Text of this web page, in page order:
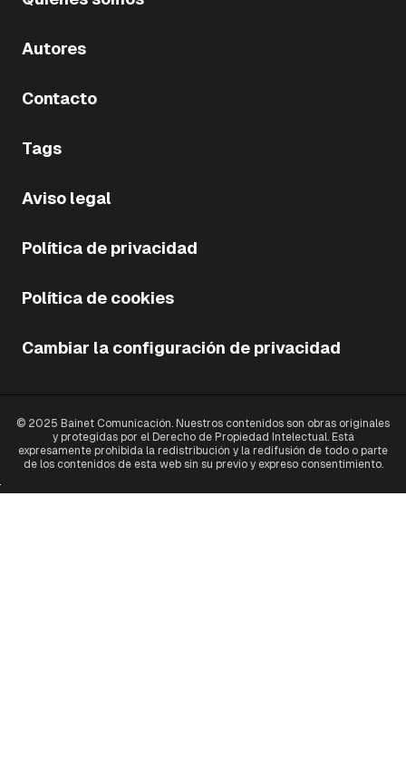
Autores
Contacto
Tags
Aviso legal
Política de privacidad
Política de cookies
Cambiar la configuración de privacidad
© 2025 Bainet Comunicación. Nuestros contenidos son obras originales
y protegidas por el Derecho de Propiedad Intelectual. Está
expresamente prohibida la redistribución y la redifusión de todo o parte
de los contenidos de esta web sin su previo y expreso consentimiento.